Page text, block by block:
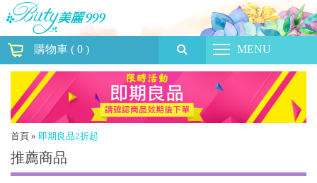
購物車 ( 0 ) MENU
首頁 » 即期良品2折起
推薦商品